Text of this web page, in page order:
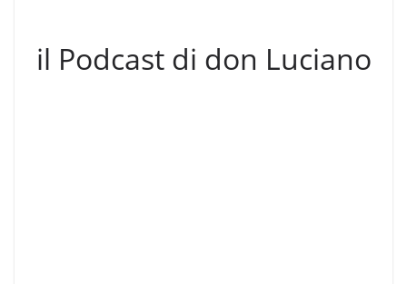
il Podcast di don Luciano